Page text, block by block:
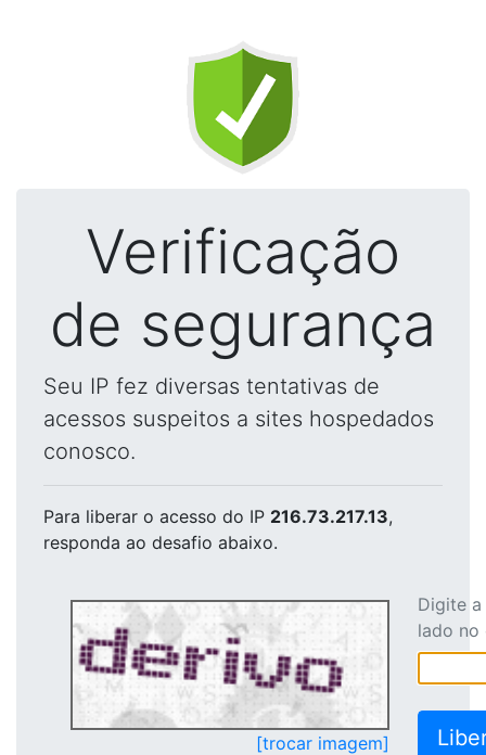
Verificação
de segurança
Seu IP fez diversas tentativas de
acessos suspeitos a sites hospedados
conosco.
Para liberar o acesso do IP 216.73.217.13,
responda ao desafio abaixo.
[trocar imagem]
Digite
lado no